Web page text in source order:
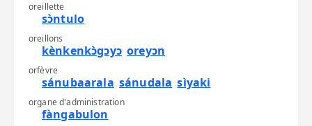
oreillette
sɔ̀ntulo
oreillons
kènkenkɔ̀gɔyɔ oreyɔn
orfèvre
sánubaarala sánudala sìyaki
organe d'administration
fàngabulon